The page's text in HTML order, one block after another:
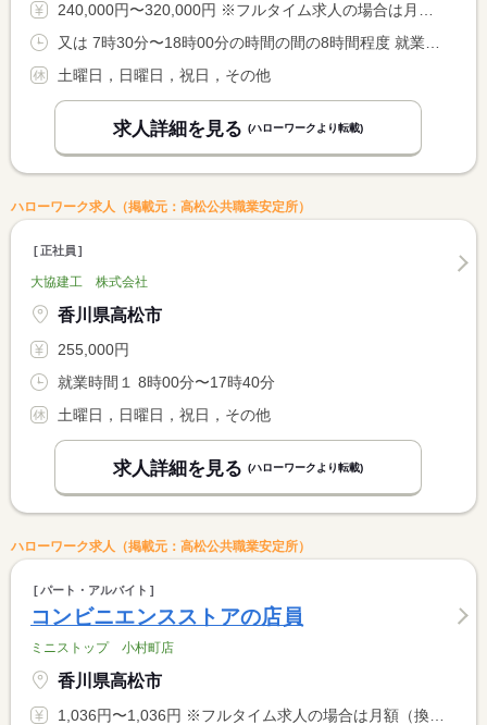
240,000円〜320,000円 ※フルタイム求人の場合は月額（換算額）、パート求人の場合は時間額を表示しています。
土曜日，日曜日，祝日，その他
求人詳細を見る (ハローワークより転載)
ハローワーク求人（掲載元：高松公共職業安定所）
正社員
大協建工 株式会社
香川県高松市
255,000円
就業時間１ 8時00分〜17時40分
土曜日，日曜日，祝日，その他
求人詳細を見る (ハローワークより転載)
ハローワーク求人（掲載元：高松公共職業安定所）
パート・アルバイト
コンビニエンスストアの店員
ミニストップ 小村町店
香川県高松市
1,036円〜1,036円 ※フルタイム求人の場合は月額（換算額）、パート求人の場合は時間額を表示しています。